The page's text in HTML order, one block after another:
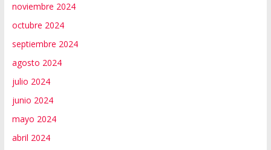
noviembre 2024
octubre 2024
septiembre 2024
agosto 2024
julio 2024
junio 2024
mayo 2024
abril 2024